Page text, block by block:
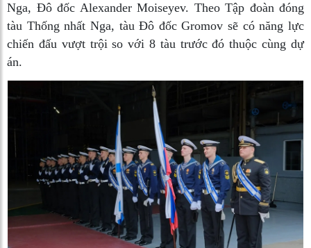
Nga, Đô đốc Alexander Moiseyev. Theo Tập đoàn đóng
tàu Thống nhất Nga, tàu Đô đốc Gromov sẽ có năng lực
chiến đấu vượt trội so với 8 tàu trước đó thuộc cùng dự
án.